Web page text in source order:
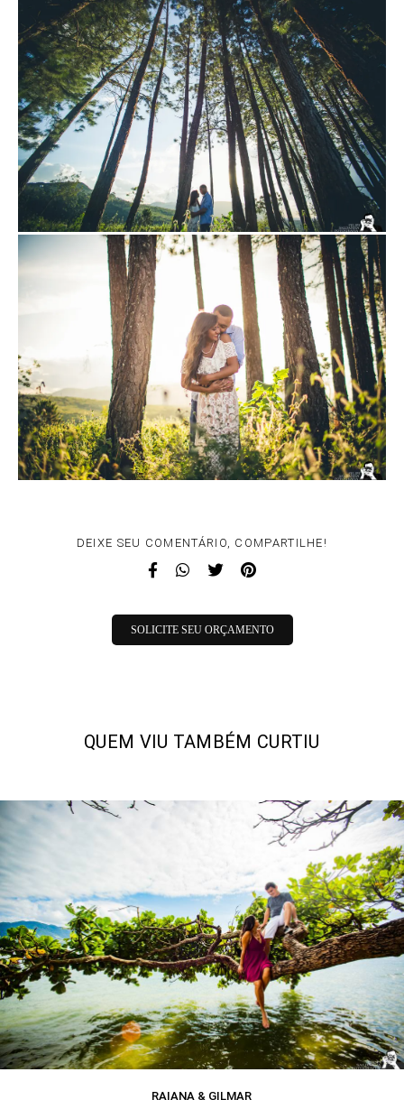
DEIXE SEU COMENTÁRIO, COMPARTILHE!
SOLICITE SEU ORÇAMENTO
QUEM VIU TAMBÉM CURTIU
RAIANA & GILMAR